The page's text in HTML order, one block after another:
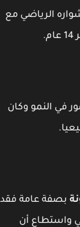
مشواره الرياضي مع
النمو وكان
بصفة عامة فقد
واستطاع أن